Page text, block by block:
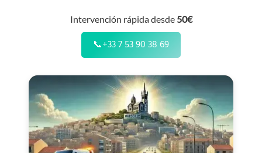
Intervención rápida desde 50€
📞+33 7 53 90 38 69